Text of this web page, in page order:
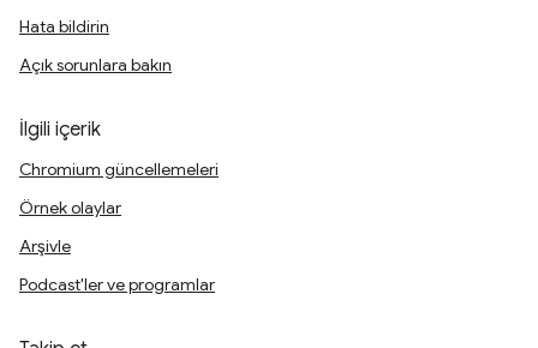
Hata bildirin
Açık sorunlara bakın
İlgili içerik
Chromium güncellemeleri
Örnek olaylar
Arşivle
Podcast'ler ve programlar